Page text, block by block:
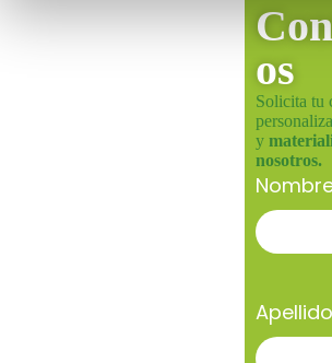
os
Solicita tu
y
nosotros.